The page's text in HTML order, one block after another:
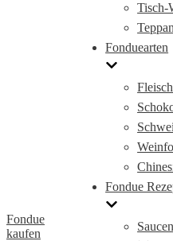
Fondue
kaufen
Tisch-
Fonduearten
Fondue